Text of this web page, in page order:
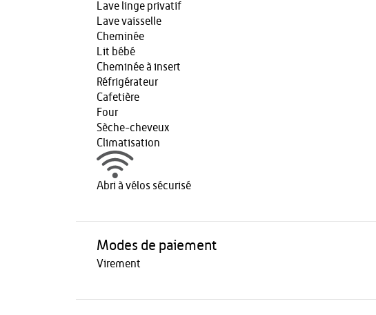
Lave linge privatif
Lave vaisselle
Cheminée
Lit bébé
Cheminée à insert
Réfrigérateur
Cafetière
Four
Sèche-cheveux
Climatisation
Abri à vélos sécurisé
Modes de paiement
Virement